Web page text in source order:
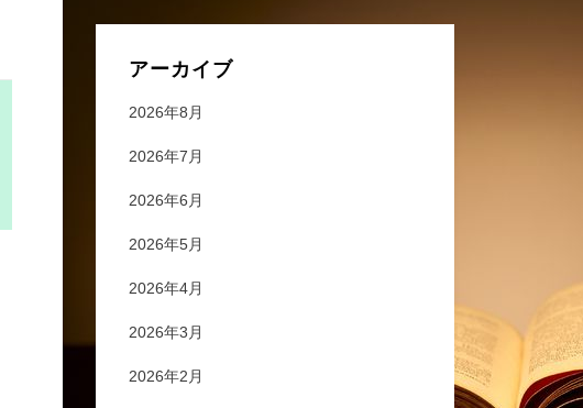
アーカイブ
2026年8月
2026年7月
2026年6月
2026年5月
2026年4月
2026年3月
2026年2月